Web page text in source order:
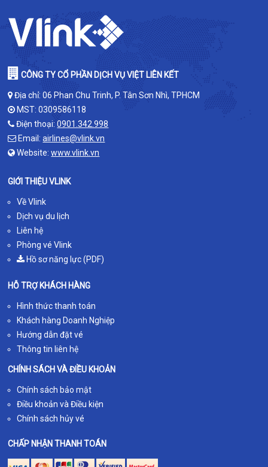
CÔNG TY CỔ PHẦN DỊCH VỤ VIỆT LIÊN KẾT
Địa chỉ: 06 Phan Chu Trinh, P. Tân Sơn Nhì, TPHCM
MST: 0309586118
Điện thoại:0901.342.998
Email:airlines@vlink.vn
Website:www.vlink.vn
GIỚI THIỆU VLINK
Về Vlink
Dịch vụ du lịch
Liên hệ
Phòng vé Vlink
Hồ sơ năng lực (PDF)
HỖ TRỢ KHÁCH HÀNG
Hình thức thanh toán
Khách hàng Doanh Nghiệp
Hướng dẫn đặt vé
Thông tin liên hệ
CHÍNH SÁCH VÀ ĐIỀU KHOẢN
Chính sách bảo mật
Điều khoản và Điều kiện
Chính sách hủy vé
CHẤP NHẬN THANH TOÁN